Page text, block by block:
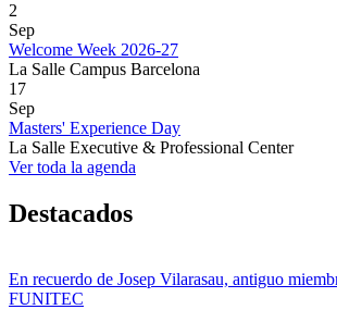
2
Sep
Welcome Week 2026-27
La Salle Campus Barcelona
17
Sep
Masters' Experience Day
La Salle Executive & Professional Center
Ver toda la agenda
Destacados
En recuerdo de Josep Vilarasau, antiguo
FUNITEC